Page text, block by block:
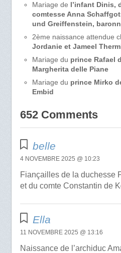
Mariage de l’infant Dinis,
comtesse Anna
und Greiffenstein,
2ème naissance attendue
Jordanie et Jameel
Mariage du prince Rafael
Margherita delle Piane
Mariage du prince Mirko
Embid
652 Comments
belle
4 NOVEMBRE 2025 @ 10:23
Fiançailles de la duchesse
et du comte Constantin de
Ella
11 NOVEMBRE 2025 @ 13:16
Naissance de l’archiduc